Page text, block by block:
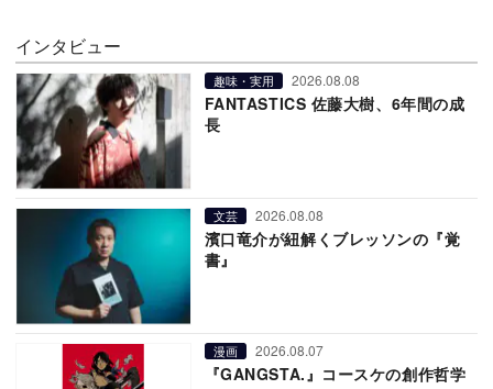
インタビュー
趣味・実用 2026.08.08
FANTASTICS 佐藤大樹、6年間の成
長
文芸 2026.08.08
濱口竜介が紐解くブレッソンの『覚
書』
漫画 2026.08.07
『GANGSTA.』コースケの創作哲学